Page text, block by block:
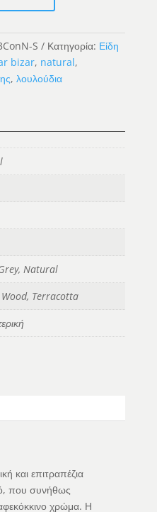
S Κατηγορία: Είδη
bizar, natural,
, λουλούδια
Natural
Wood, Terracotta
και επιτραπέζια
που συνήθως
χρώμα. Η